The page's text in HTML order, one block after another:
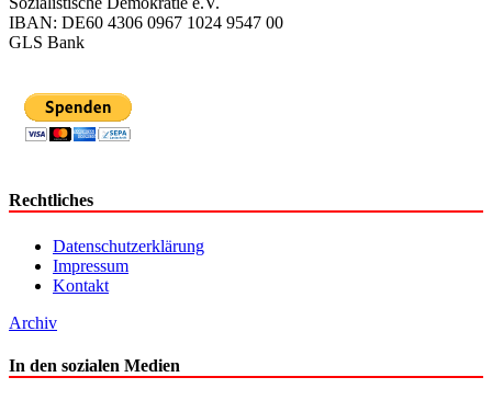
IBAN: DE60 4306 0967 1024 9547 00
GLS Bank
Rechtliches
Datenschutzerklärung
Impressum
Kontakt
Archiv
In den sozialen Medien